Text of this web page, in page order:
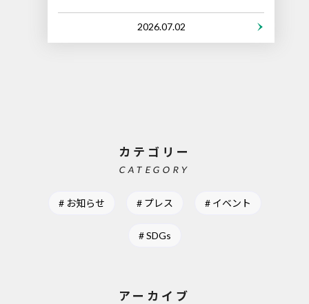
2026.07.02
カテゴリー
CATEGORY
お知らせ プレス イベント
SDGs
アーカイブ